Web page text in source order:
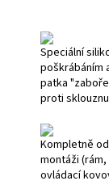
Speciální
poškrábáním
patka
proti
Kompletně
montáži
ovládací